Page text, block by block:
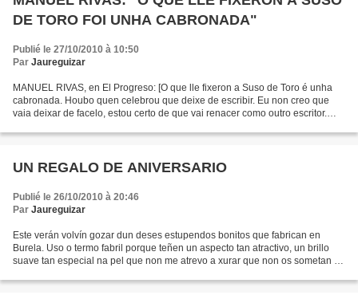
DE TORO FOI UNHA CABRONADA"
Publié le 27/10/2010 à 10:50
Par Jaureguizar
MANUEL RIVAS, en El Progreso: [O que lle fixeron a Suso de Toro é unha
cabronada. Houbo quen celebrou que deixe de escribir. Eu non creo que
vaia deixar de facelo, estou certo de que vai renacer como outro escritor.
UN REGALO DE ANIVERSARIO
Publié le 26/10/2010 à 20:46
Par Jaureguizar
Este verán volvín gozar dun deses estupendos bonitos que fabrican en
Burela. Uso o termo fabril porque teñen un aspecto tan atractivo, un brillo
suave tan especial na pel que non me atrevo a xurar que non os sometan ao